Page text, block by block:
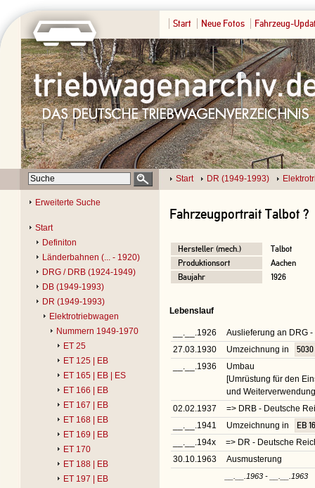
Start Neue Fotos Fahrzeug-
Start DR (1949-1993)
Erweiterte Suche
Start
Definiton
Länderbahnen (... - 1920)
DRG / DRB (1924-1949)
DB (1949-1993)
DR (1949-1993)
Elektrotriebwagen
Nummern 1949-1970
ET 25
ET 125 | EB
ET 165 | EB | ES
ET 166 | EB
ET 167 | EB
ET 168 | EB
ET 169 | EB
ET 170
ET 188 | EB
ET 197 | EB
Fahrzeugportrait Talbot ?
Hersteller (mech.)
Talbot
Produktionsort
Aachen
Baujahr
1926
Lebenslauf
__.__.1926
Auslieferung an DRG
27.03.1930
Umzeichnung in
5030
__.__.1936
Umbau
[Umrüstung für den
und
02.02.1937
=> DRB - Deutsche
__.__.1941
Umzeichnung in
EB
__.__.194x
=> DR - Deutsche
30.10.1963
Ausmusterung
__.__.1963 - __.__.1963